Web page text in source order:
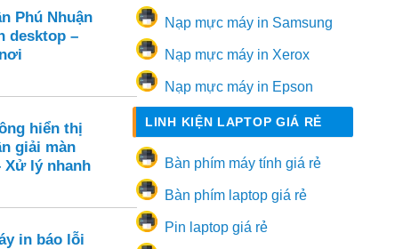
Phú Nhuận
desktop –
hiển thị
giải màn
Xử lý nhanh
in báo lỗi
Nạp mực máy in Samsung
Nạp mực máy in Xerox
Nạp mực máy in Epson
LINH KIỆN LAPTOP GIÁ RẺ
Bàn phím máy tính giá rẻ
Bàn phím laptop giá rẻ
Pin laptop giá rẻ